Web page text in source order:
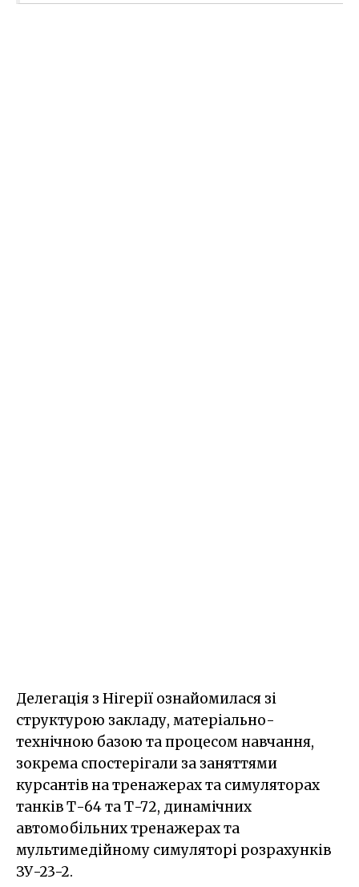
Делегація з Нігерії ознайомилася зі
структурою закладу, матеріально-
технічною базою та процесом навчання,
зокрема спостерігали за заняттями
курсантів на тренажерах та симуляторах
танків Т-64 та Т-72, динамічних
автомобільних тренажерах та
мультимедійному симуляторі розрахунків
ЗУ-23-2.